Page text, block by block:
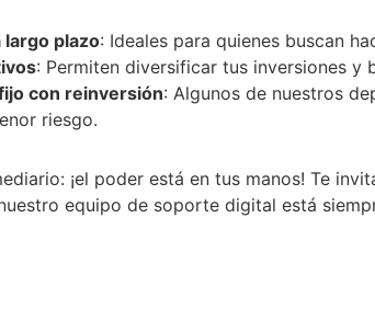
largo plazo: Ideales para quienes buscan
: Permiten diversificar tus inversiones y
con reinversión: Algunos de nuestros
riesgo.
¡el poder está en tus manos! Te
equipo de soporte digital está